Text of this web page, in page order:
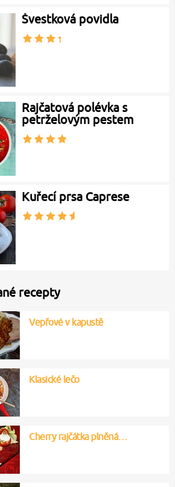
Švestková povidla
Rajčatová polévka s
petrželovým pestem
Kuřecí prsa Caprese
recepty
Vepřové v kapustě
Klasické lečo
Cherry rajčátka plněná…